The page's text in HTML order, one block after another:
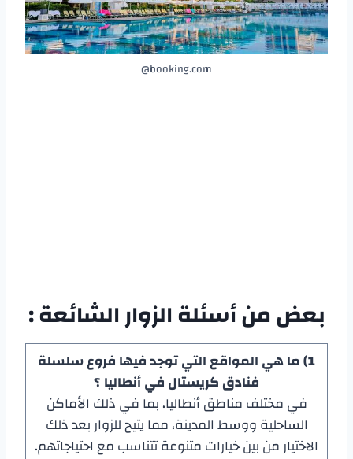
booking.com@
بعض من أسئلة الزوار الشائعة :
1) ما هي المواقع التي توجد فيها فروع سلسلة
فنادق كريستال في أنطاليا ؟
في مختلف مناطق أنطاليا، بما في ذلك الأماكن
الساحلية ووسط المدينة، مما يتيح للزوار بعد ذلك
الاختيار من بين خيارات متنوعة تتناسب مع احتياجاتهم.